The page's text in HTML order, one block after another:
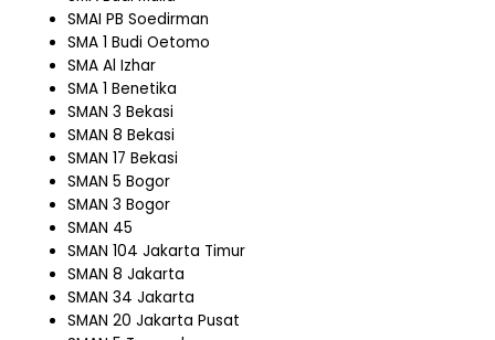
SMAI PB Soedirman
SMA 1 Budi Oetomo
SMA Al Izhar
SMA 1 Benetika
SMAN 3 Bekasi
SMAN 8 Bekasi
SMAN 17 Bekasi
SMAN 5 Bogor
SMAN 3 Bogor
SMAN 45
SMAN 104 Jakarta Timur
SMAN 8 Jakarta
SMAN 34 Jakarta
SMAN 20 Jakarta Pusat